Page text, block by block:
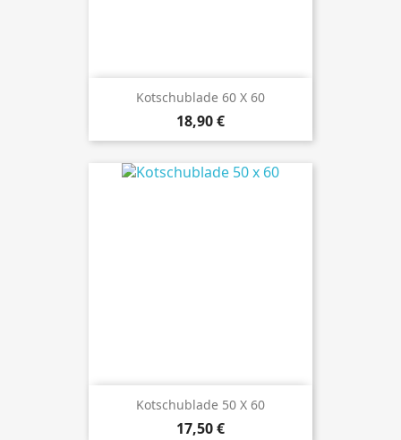
Kotschublade 60 X 60
Preis
18,90 €
Kotschublade 50 X 60
Preis
17,50 €